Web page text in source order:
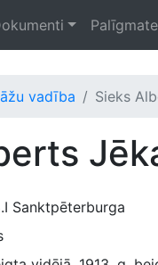
vadība Sieks
Sanktpēterburga